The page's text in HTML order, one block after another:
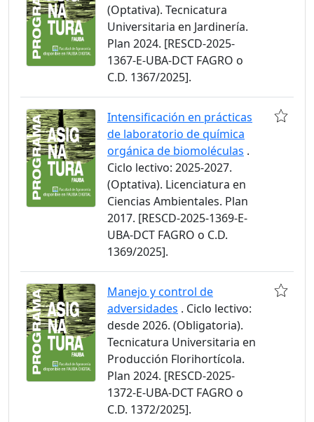
(Optativa). Tecnicatura
Universitaria en Jardinería.
Plan 2024. [RESCD-2025-
1367-E-UBA-DCT FAGRO o
C.D. 1367/2025].
Intensificación en prácticas
de laboratorio de química
orgánica de biomoléculas .
Ciclo lectivo: 2025-2027.
(Optativa). Licenciatura en
Ciencias Ambientales. Plan
2017. [RESCD-2025-1369-E-
UBA-DCT FAGRO o C.D.
1369/2025].
Manejo y control de
adversidades . Ciclo lectivo:
desde 2026. (Obligatoria).
Tecnicatura Universitaria en
Producción Florihortícola.
Plan 2024. [RESCD-2025-
1372-E-UBA-DCT FAGRO o
C.D. 1372/2025].